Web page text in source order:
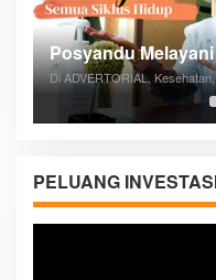
Posyandu
Di ADVERTORIAL,
PELUANG